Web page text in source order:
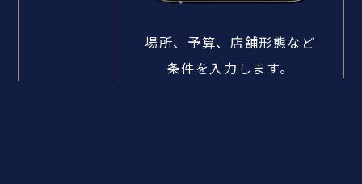
場所、予算、店舗形態など
条件を入力します。